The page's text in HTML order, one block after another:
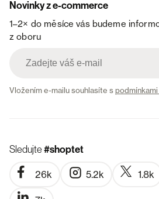
Novinky z e-commerce
1–2× do měsíce vás budeme
z oboru
Vložením e-mailu souhlasíte s
Sledujte#shoptet
26k 5.2k 1.8k